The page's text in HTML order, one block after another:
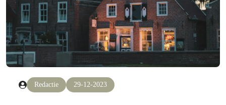
Redactie 29-12-2023